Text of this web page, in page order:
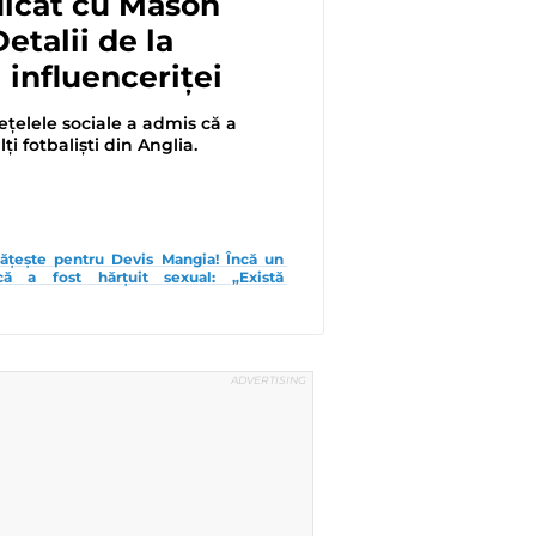
de la
influenceriței
sociale a admis că a
fotbaliști din Anglia.
pentru Devis Mangia! Încă un
a fost hărțuit sexual: „Există